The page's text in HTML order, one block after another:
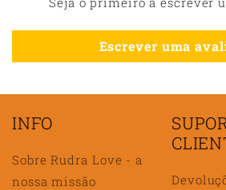
Escrever uma
INFO
Sobre Rudra Love - a
nossa missão